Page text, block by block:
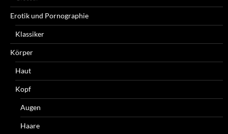
Erotik und Pornographie
Klassiker
Körper
Haut
Kopf
Augen
Haare